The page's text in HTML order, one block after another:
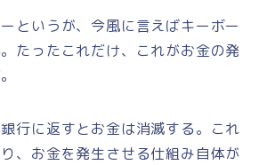
というが、今風に言えばキーボー
たったこれだけ、これがお金の発
行に返すとお金は消滅する。これ
、お金を発生させる仕組み自体が